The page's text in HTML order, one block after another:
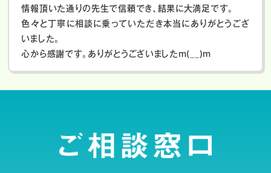
情報頂いた通りの先生で信頼でき、結果に大満足です。
色々と丁寧に相談に乗っていただき本当にありがとうござ
いました。
心から感謝です。ありがとうございましたm(__)m